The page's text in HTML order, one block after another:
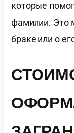
которые
фамилии. Это
браке или о